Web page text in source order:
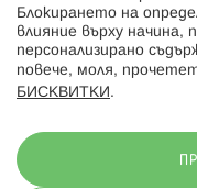
Блокирането на
влияние върху
персонализирано
повече, моля,
БИСКВИТКИ .